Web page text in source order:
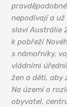
nepodívají a
slaví Austrálie
k pobřeží
s námořníky,
vládními
žen a dětí, aby
Na území o
obyvatel,